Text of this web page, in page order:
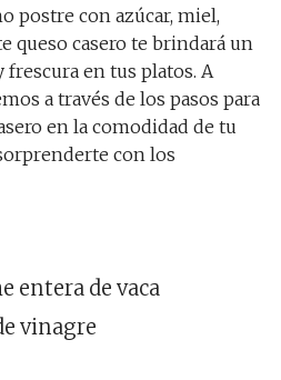
postre con azúcar, miel,
queso casero te brindará un
en tus platos. A
a través de los pasos para
en la comodidad de tu
con los
entera de vaca
vinagre